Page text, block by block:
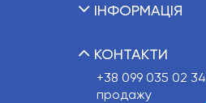
ІНФОРМАЦІЯ
КОНТАКТИ
+38 099 035 02 34
продажу